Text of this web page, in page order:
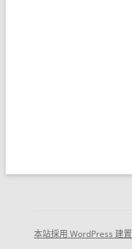
本站採用 WordPress 建置